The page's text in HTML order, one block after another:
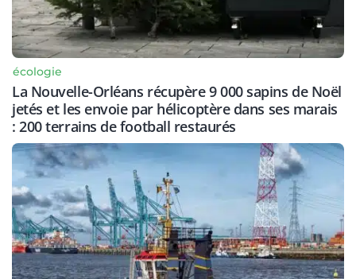
écologie
La Nouvelle-Orléans récupère 9 000 sapins de Noël
jetés et les envoie par hélicoptère dans ses marais
: 200 terrains de football restaurés